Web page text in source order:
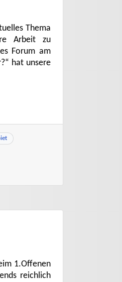
Thema
Arbeit zu
Forum am
hat unsere
1.Offenen
reichlich